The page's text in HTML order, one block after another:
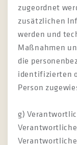
zugeordnet
zusätzlichen
werden und
Maßnahmen
die
identifizierten
Person
g)